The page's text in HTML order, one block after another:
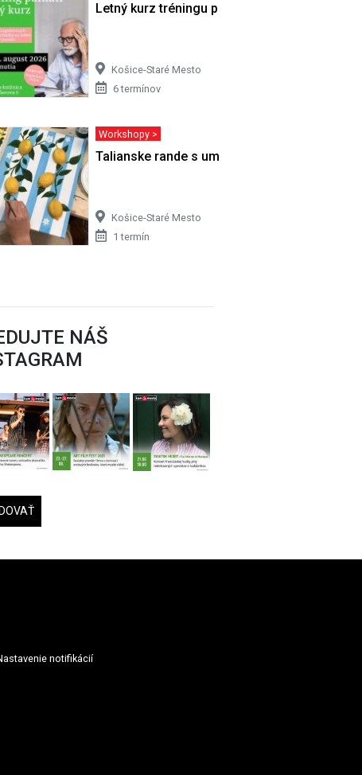
Letný kurz tréningu pamäti
Košice-Staré Mesto
6 termínov
Workshopy >
Talianske rande s umením | Akryl
Košice-Staré Mesto
1 termín
NÁŠ
notifikácií